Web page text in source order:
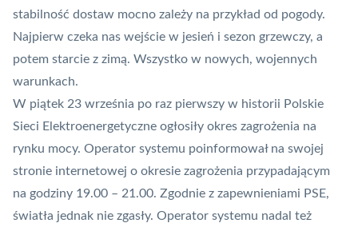
stabilność dostaw mocno zależy na przykład od pogody.
Najpierw czeka nas wejście w jesień i sezon grzewczy, a
potem starcie z zimą. Wszystko w nowych, wojennych
warunkach.
W piątek 23 września po raz pierwszy w historii Polskie
Sieci Elektroenergetyczne ogłosiły okres zagrożenia na
rynku mocy. Operator systemu poinformował na swojej
stronie internetowej o okresie zagrożenia przypadającym
na godziny 19.00 – 21.00. Zgodnie z zapewnieniami PSE,
światła jednak nie zgasły. Operator systemu nadal też